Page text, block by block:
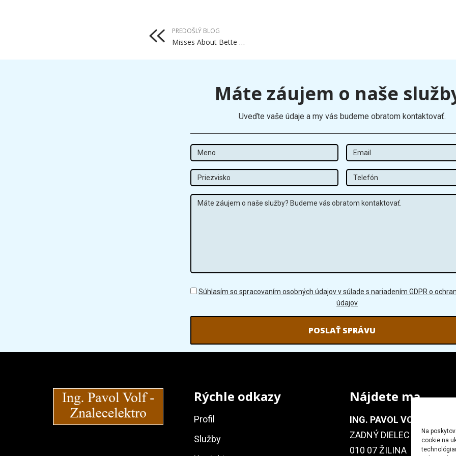
Na
cookie na
PREDOŠLÝ BLOG
Misses About Bette Davis, Joan Crawford
Máte záujem o naše
Uveďte vaše údaje a my vás budeme obratom kontaktovať.
Správa
GDPR
Súhlasím so spracovaním osobných údajov v súlade s nariadením GDPR o
údajov
Rýchle odkazy
Profil
Služby
Nájdete ma
ING. PAVOL VOLF
ZADNÝ DIELEC 1128/6
010 07 ŽILINA